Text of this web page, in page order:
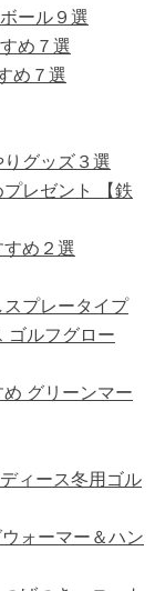
ール９選
め７選
め７選
グッズ３選
レゼント 【鉄
すめ２選
スプレータイプ
ゴルフグロー
め グリーンマー
ィース冬用ゴル
ォーマー＆ハン